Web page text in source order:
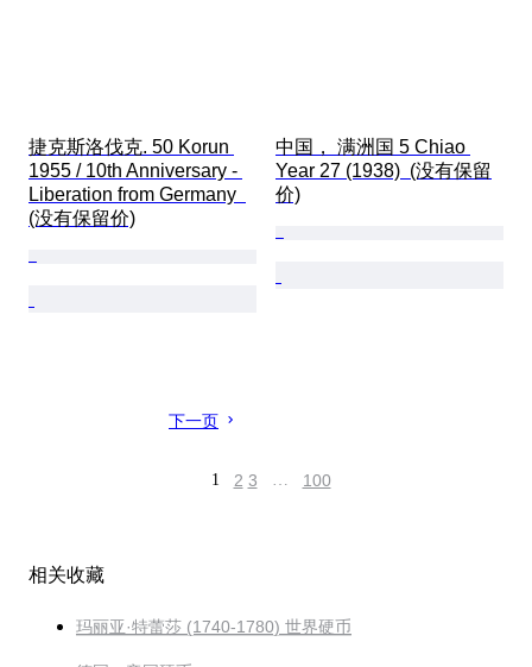
捷克斯洛伐克. 50 Korun
1955 / 10th Anniversary -
Liberation from Germany
(没有保留价)
中国， 满洲国 5 Chiao
Year 27 (1938)  (没有保留
价)
下一页
1 2 3 … 100
相关收藏
玛丽亚·特蕾莎 (1740-1780) 世界硬币